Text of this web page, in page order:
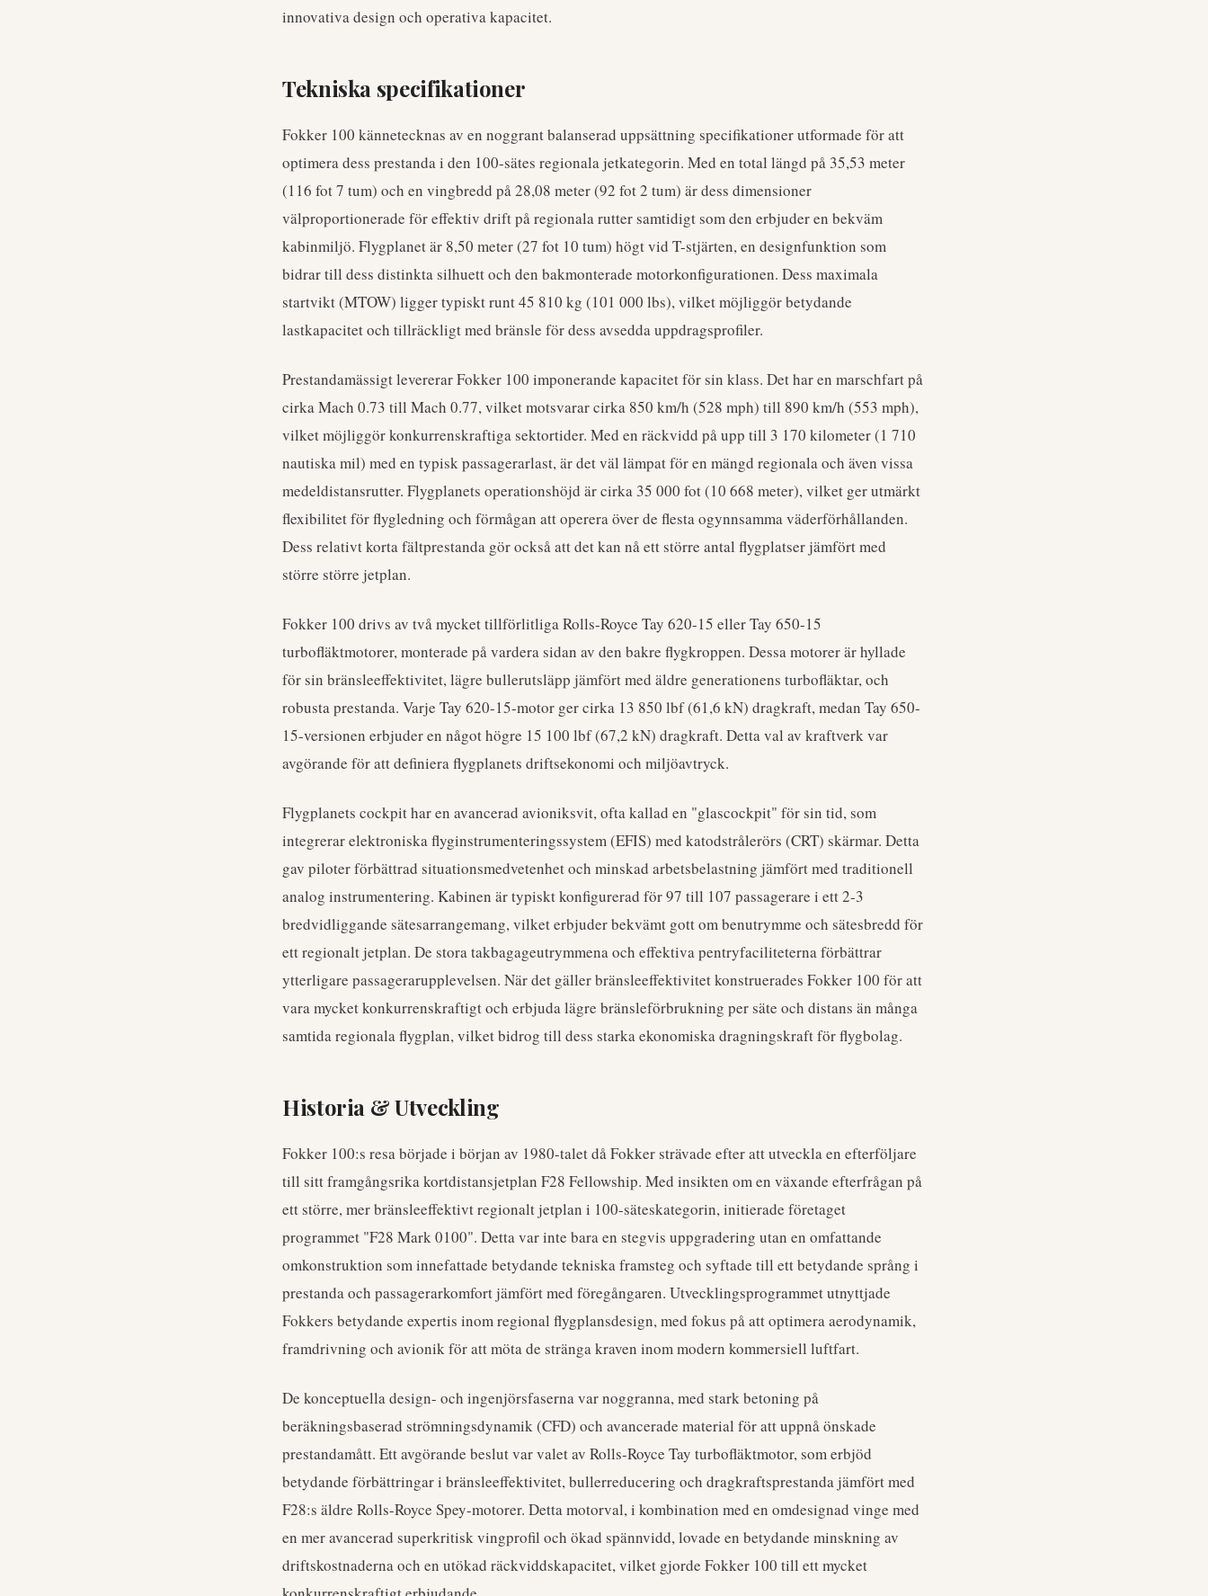
innovativa design och operativa kapacitet.
Tekniska specifikationer
Fokker 100 kännetecknas av en noggrant balanserad uppsättning specifikationer utformade för att
optimera dess prestanda i den 100-sätes regionala jetkategorin. Med en total längd på 35,53 meter
(116 fot 7 tum) och en vingbredd på 28,08 meter (92 fot 2 tum) är dess dimensioner
välproportionerade för effektiv drift på regionala rutter samtidigt som den erbjuder en bekväm
kabinmiljö. Flygplanet är 8,50 meter (27 fot 10 tum) högt vid T-stjärten, en designfunktion som
bidrar till dess distinkta silhuett och den bakmonterade motorkonfigurationen. Dess maximala
startvikt (MTOW) ligger typiskt runt 45 810 kg (101 000 lbs), vilket möjliggör betydande
lastkapacitet och tillräckligt med bränsle för dess avsedda uppdragsprofiler.
Prestandamässigt levererar Fokker 100 imponerande kapacitet för sin klass. Det har en marschfart på
cirka Mach 0.73 till Mach 0.77, vilket motsvarar cirka 850 km/h (528 mph) till 890 km/h (553 mph),
vilket möjliggör konkurrenskraftiga sektortider. Med en räckvidd på upp till 3 170 kilometer (1 710
nautiska mil) med en typisk passagerarlast, är det väl lämpat för en mängd regionala och även vissa
medeldistansrutter. Flygplanets operationshöjd är cirka 35 000 fot (10 668 meter), vilket ger utmärkt
flexibilitet för flygledning och förmågan att operera över de flesta ogynnsamma väderförhållanden.
Dess relativt korta fältprestanda gör också att det kan nå ett större antal flygplatser jämfört med
större större jetplan.
Fokker 100 drivs av två mycket tillförlitliga Rolls-Royce Tay 620-15 eller Tay 650-15
turbofläktmotorer, monterade på vardera sidan av den bakre flygkroppen. Dessa motorer är hyllade
för sin bränsleeffektivitet, lägre bullerutsläpp jämfört med äldre generationens turbofläktar, och
robusta prestanda. Varje Tay 620-15-motor ger cirka 13 850 lbf (61,6 kN) dragkraft, medan Tay 650-
15-versionen erbjuder en något högre 15 100 lbf (67,2 kN) dragkraft. Detta val av kraftverk var
avgörande för att definiera flygplanets driftsekonomi och miljöavtryck.
Flygplanets cockpit har en avancerad avioniksvit, ofta kallad en "glascockpit" för sin tid, som
integrerar elektroniska flyginstrumenteringssystem (EFIS) med katodstrålerörs (CRT) skärmar. Detta
gav piloter förbättrad situationsmedvetenhet och minskad arbetsbelastning jämfört med traditionell
analog instrumentering. Kabinen är typiskt konfigurerad för 97 till 107 passagerare i ett 2-3
bredvidliggande sätesarrangemang, vilket erbjuder bekvämt gott om benutrymme och sätesbredd för
ett regionalt jetplan. De stora takbagageutrymmena och effektiva pentryfaciliteterna förbättrar
ytterligare passagerarupplevelsen. När det gäller bränsleeffektivitet konstruerades Fokker 100 för att
vara mycket konkurrenskraftigt och erbjuda lägre bränsleförbrukning per säte och distans än många
samtida regionala flygplan, vilket bidrog till dess starka ekonomiska dragningskraft för flygbolag.
Historia & Utveckling
Fokker 100:s resa började i början av 1980-talet då Fokker strävade efter att utveckla en efterföljare
till sitt framgångsrika kortdistansjetplan F28 Fellowship. Med insikten om en växande efterfrågan på
ett större, mer bränsleeffektivt regionalt jetplan i 100-säteskategorin, initierade företaget
programmet "F28 Mark 0100". Detta var inte bara en stegvis uppgradering utan en omfattande
omkonstruktion som innefattade betydande tekniska framsteg och syftade till ett betydande språng i
prestanda och passagerarkomfort jämfört med föregångaren. Utvecklingsprogrammet utnyttjade
Fokkers betydande expertis inom regional flygplansdesign, med fokus på att optimera aerodynamik,
framdrivning och avionik för att möta de stränga kraven inom modern kommersiell luftfart.
De konceptuella design- och ingenjörsfaserna var noggranna, med stark betoning på
beräkningsbaserad strömningsdynamik (CFD) och avancerade material för att uppnå önskade
prestandamått. Ett avgörande beslut var valet av Rolls-Royce Tay turbofläktmotor, som erbjöd
betydande förbättringar i bränsleeffektivitet, bullerreducering och dragkraftsprestanda jämfört med
F28:s äldre Rolls-Royce Spey-motorer. Detta motorval, i kombination med en omdesignad vinge med
en mer avancerad superkritisk vingprofil och ökad spännvidd, lovade en betydande minskning av
driftskostnaderna och en utökad räckviddskapacitet, vilket gjorde Fokker 100 till ett mycket